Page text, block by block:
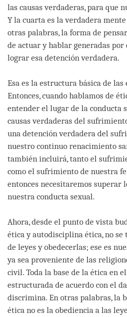
las causas verdaderas, para que
Y la cuarta es la verdadera
otras palabras, la forma de
de actuar y hablar generadas
lograr esa detención verdadera.
Esa es la estructura básica de las
Entonces, cuando hablamos de
entender el lugar de la conducta
causas verdaderas del
una detención verdadera del
nuestro continuo renacimiento
también incluirá, tanto el
como el sufrimiento de nuestra
entonces necesitaremos superar
nuestra conducta sexual.
Ahora, desde el punto de vista
ética y autodisciplina ética, no
de leyes y obedecerlas; ese es
ya sea proveniente de las
civil. Toda la base de la ética en
estructurada de acuerdo con el
discrimina. En otras palabras, la
ética no es la obediencia a las